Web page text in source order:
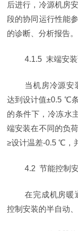
后进行，冷源机房
段的协同运行性能
的诊断、分析报告。
4.1.5 末端安
当机房冷源安
达到设计值±0.5 ℃
的条件下，冷冻水
端安装在不同的负
≥设计温差-0.5 ℃，
4.2 节能控制
在完成机房暖
控制安装的半自动